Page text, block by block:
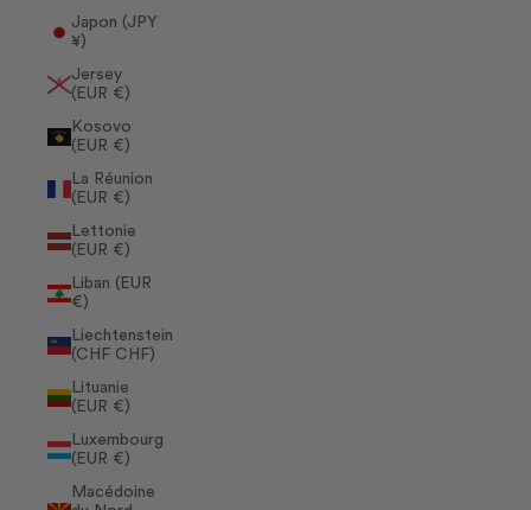
Japon (JPY
¥)
Jersey
(EUR €)
Kosovo
(EUR €)
La Réunion
(EUR €)
Lettonie
(EUR €)
Liban (EUR
€)
Liechtenstein
(CHF CHF)
Lituanie
(EUR €)
Luxembourg
(EUR €)
Macédoine